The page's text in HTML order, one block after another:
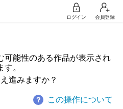
ログイン 会員登録
可能性のある作品が表示され
す。
進みますか？
？ この操作について